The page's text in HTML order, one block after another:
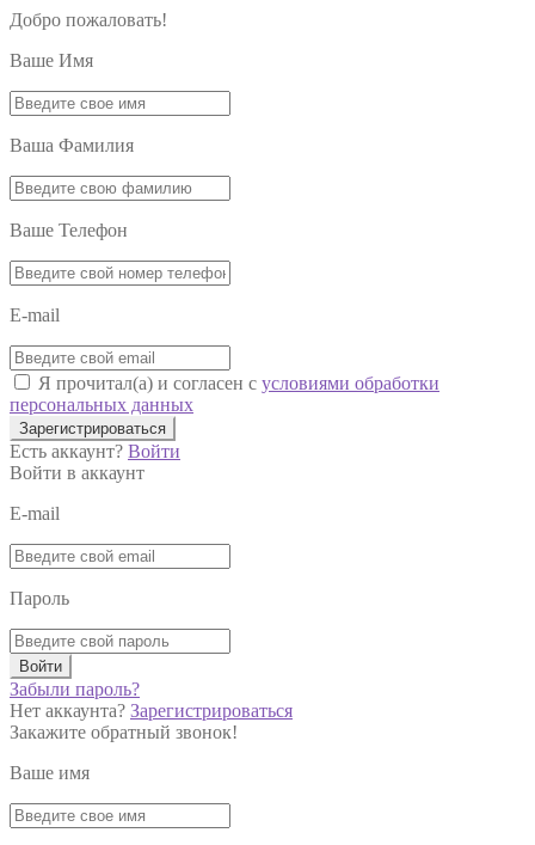
Добро пожаловать!
Ваше Имя
Ваша Фамилия
Ваше Телефон
E-mail
Я прочитал(а) и согласен с условиями обработки
персональных данных
Зарегистрироваться
Есть аккаунт? Войти
Войти в аккаунт
E-mail
Пароль
Войти
Забыли пароль?
Нет аккаунта? Зарегистрироваться
Закажите обратный звонок!
Ваше имя